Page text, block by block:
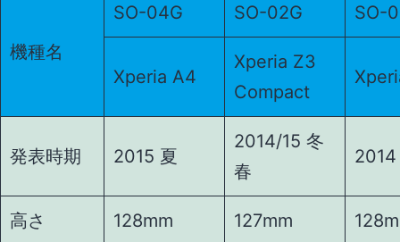
機種名
SO-04G SO-02G SO-
Xperia A4
Xperia Z3
Compact
発表時期 2015 夏
2014/15 冬
春
高さ 128mm 127mm